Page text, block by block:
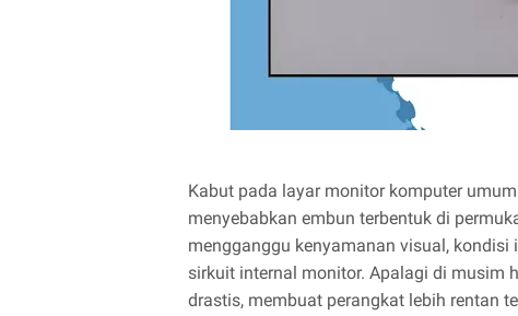
Kabut pada layar monitor komputer
menyebabkan embun terbentuk di
mengganggu kenyamanan visual,
sirkuit internal monitor. Apalagi di musim
drastis, membuat perangkat lebih rentan